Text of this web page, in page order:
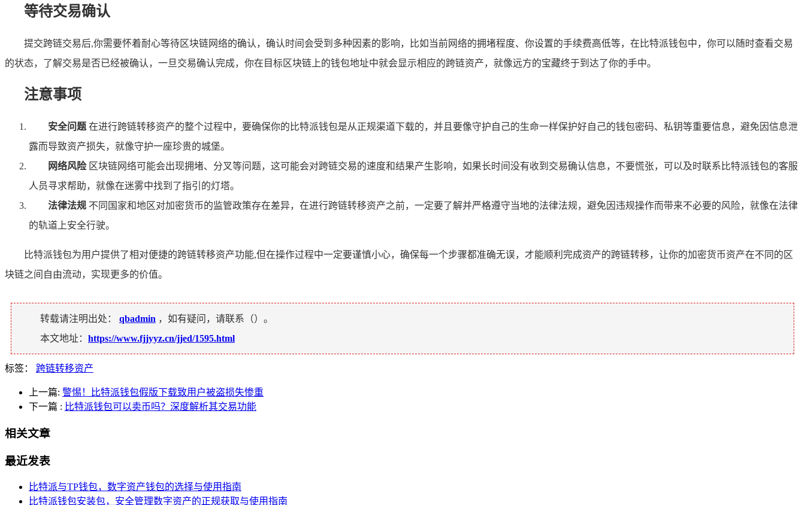
等待交易确认
提交跨链交易后,你需要怀着耐心等待区块链网络的确认，确认时间会受到多种因素的影响，比如当前网络的拥堵程度、你设置的手续费高低等，在比特派钱包中，你可以随时查看交易
的状态，了解交易是否已经被确认，一旦交易确认完成，你在目标区块链上的钱包地址中就会显示相应的跨链资产，就像远方的宝藏终于到达了你的手中。
注意事项
安全问题 在进行跨链转移资产的整个过程中，要确保你的比特派钱包是从正规渠道下载的，并且要像守护自己的生命一样保护好自己的钱包密码、私钥等重要信息，避免因信息泄
露而导致资产损失，就像守护一座珍贵的城堡。
网络风险区块链网络可能会出现拥堵、分叉等问题，这可能会对跨链交易的速度和结果产生影响，如果长时间没有收到交易确认信息，不要慌张，可以及时联系比特派钱包的客服
人员寻求帮助，就像在迷雾中找到了指引的灯塔。
法律法规 不同国家和地区对加密货币的监管政策存在差异，在进行跨链转移资产之前，一定要了解并严格遵守当地的法律法规，避免因违规操作而带来不必要的风险，就像在法律
的轨道上安全行驶。
比特派钱包为用户提供了相对便捷的跨链转移资产功能,但在操作过程中一定要谨慎小心，确保每一个步骤都准确无误，才能顺利完成资产的跨链转移，让你的加密货币资产在不同的区
块链之间自由流动，实现更多的价值。
转载请注明出处： qbadmin ，如有疑问，请联系（）。
本文地址： https://www.fjjyyz.cn/jjed/1595.html
标签： 跨链转移资产
上一篇: 警惕！比特派钱包假版下载致用户被盗损失惨重
下一篇 : 比特派钱包可以卖币吗？深度解析其交易功能
相关文章
最近发表
比特派与TP钱包，数字资产钱包的选择与使用指南
比特派钱包安装包，安全管理数字资产的正规获取与使用指南